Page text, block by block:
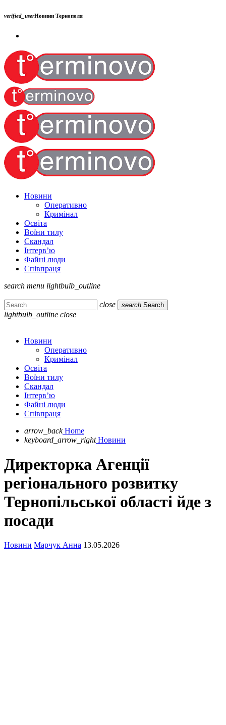
verified_userНовини Тернополя
Новини
Оперативно
Кримінал
Освіта
Воїни тилу
Скандал
Інтерв’ю
Файні люди
Співпраця
search menu lightbulb_outline
close search Search
lightbulb_outline close
Новини
Оперативно
Кримінал
Освіта
Воїни тилу
Скандал
Інтерв’ю
Файні люди
Співпраця
arrow_back Home
keyboard_arrow_right Новини
Директорка Агенції
регіонального розвитку
Тернопільської області йде з
посади
Новини Марчук Анна 13.05.2026